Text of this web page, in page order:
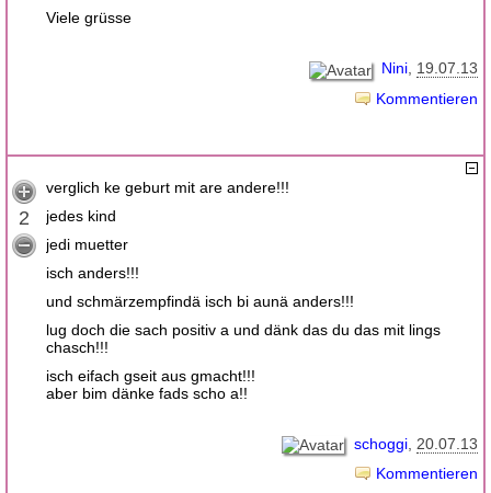
Viele grüsse
Nini 19.07.13
Kommentieren
2
verglich ke geburt mit are andere!!!
jedes kind
jedi muetter
isch anders!!!
und schmärzempfindä isch bi aunä anders!!!
lug doch die sach positiv a und dänk das du das mit lings
chasch!!!
isch eifach gseit aus gmacht!!!
aber bim dänke fads scho a!!
schoggi 20.07.13
Kommentieren